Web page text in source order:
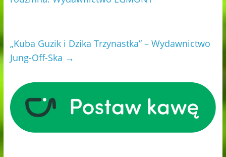
„Kuba Guzik i Dzika Trzynastka” – Wydawnictwo
Jung-Off-Ska →